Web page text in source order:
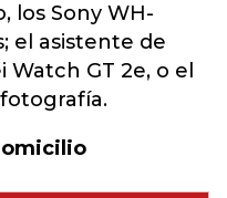
los Sony WH-
el asistente de
GT 2e, o el